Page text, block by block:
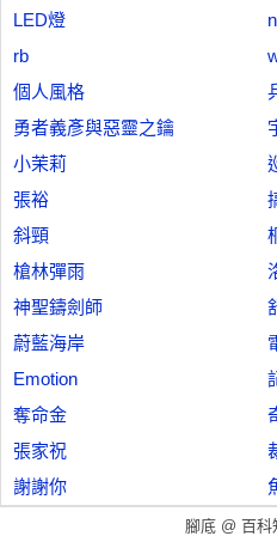
LED燈
rb
個人風格
勇者義彥與惡靈之鑰
小茉莉
張裕
斜頸
槍林彈雨
神聖鑄劍師
蔚藍海岸
Emotion
奪命金
張家祝
謝謝你
腳底 @ 百科